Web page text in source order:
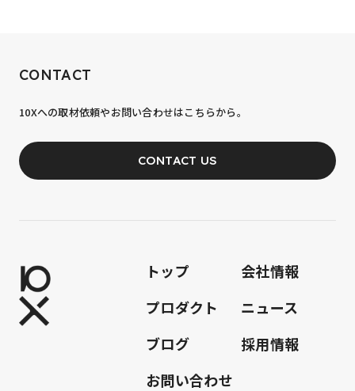
あなたの力が、必要です。
JOIN OUR TEAM
CONTACT
10Xへの取材依頼やお問い合わせはこちらから。
CONTACT US
トップ
会社情報
プロダクト
ニュース
ブログ
採用情報
お問い合わせ